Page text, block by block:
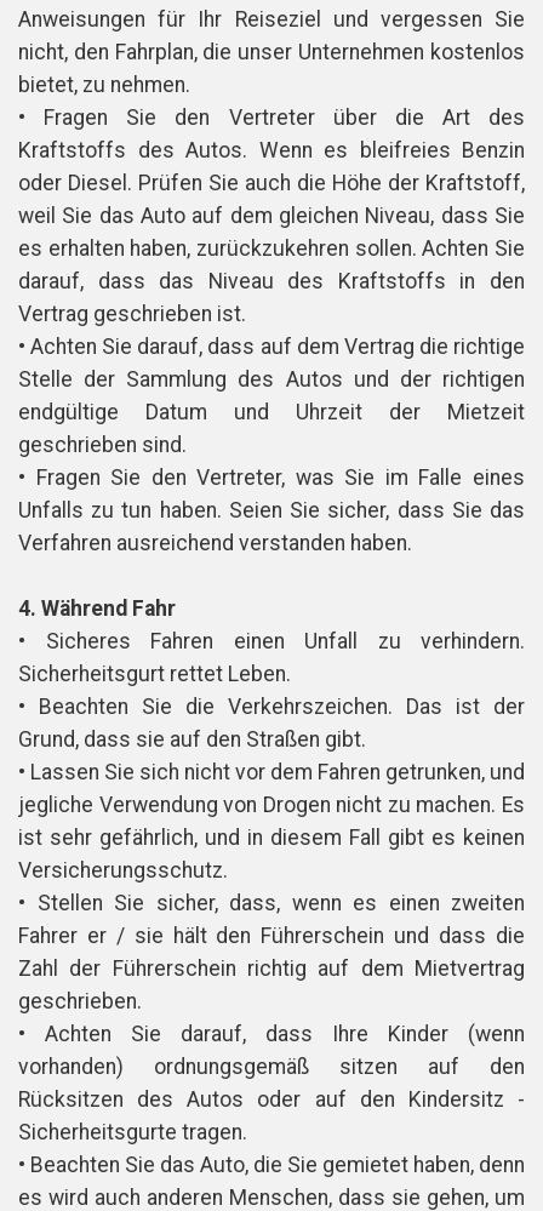
Anweisungen für Ihr Reiseziel und vergessen Sie
nicht, den Fahrplan, die unser Unternehmen kostenlos
bietet, zu nehmen.
• Fragen Sie den Vertreter über die Art des
Kraftstoffs des Autos. Wenn es bleifreies Benzin
oder Diesel. Prüfen Sie auch die Höhe der Kraftstoff,
weil Sie das Auto auf dem gleichen Niveau, dass Sie
es erhalten haben, zurückzukehren sollen. Achten Sie
darauf, dass das Niveau des Kraftstoffs in den
Vertrag geschrieben ist.
• Achten Sie darauf, dass auf dem Vertrag die richtige
Stelle der Sammlung des Autos und der richtigen
endgültige Datum und Uhrzeit der Mietzeit
geschrieben sind.
• Fragen Sie den Vertreter, was Sie im Falle eines
Unfalls zu tun haben. Seien Sie sicher, dass Sie das
Verfahren ausreichend verstanden haben.
4. Während Fahr
• Sicheres Fahren einen Unfall zu verhindern.
Sicherheitsgurt rettet Leben.
• Beachten Sie die Verkehrszeichen. Das ist der
Grund, dass sie auf den Straßen gibt.
• Lassen Sie sich nicht vor dem Fahren getrunken, und
jegliche Verwendung von Drogen nicht zu machen. Es
ist sehr gefährlich, und in diesem Fall gibt es keinen
Versicherungsschutz.
• Stellen Sie sicher, dass, wenn es einen zweiten
Fahrer er / sie hält den Führerschein und dass die
Zahl der Führerschein richtig auf dem Mietvertrag
geschrieben.
• Achten Sie darauf, dass Ihre Kinder (wenn
vorhanden) ordnungsgemäß sitzen auf den
Rücksitzen des Autos oder auf den Kindersitz -
Sicherheitsgurte tragen.
• Beachten Sie das Auto, die Sie gemietet haben, denn
es wird auch anderen Menschen, dass sie gehen, um